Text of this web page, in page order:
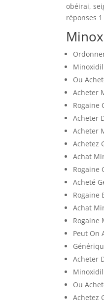
obéirai,
réponses
Ou
Acheter
Rogaine
Acheter
Acheter
Achetez
Achat
Rogaine
Acheté
Rogaine
Achat
Rogaine
Peut On
Acheter
Minoxidil
Ou
Achetez